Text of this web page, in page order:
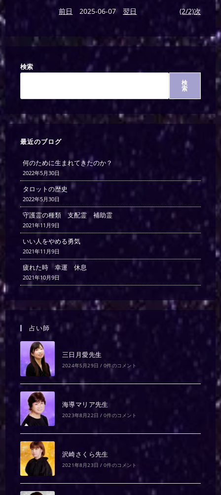
前日 2025-06-07 翌日 (2/2)次
検索
検
索
最近のブログ
何のために生まれてきたのか？
2022年5月30日
タロットの歴史
2022年5月30日
守護霊の種類 支配霊 補助霊
2021年11月9日
いい人をやめる勇気
2021年11月9日
疲れた時 幸運 休息
2021年10月9日
占い師
三日月愛先生
2024年5月29日 / 0件のコメント
海導マリア先生
2023年8月22日 / 0件のコメント
沢崎さくら先生
2021年8月23日 / 0件のコメント